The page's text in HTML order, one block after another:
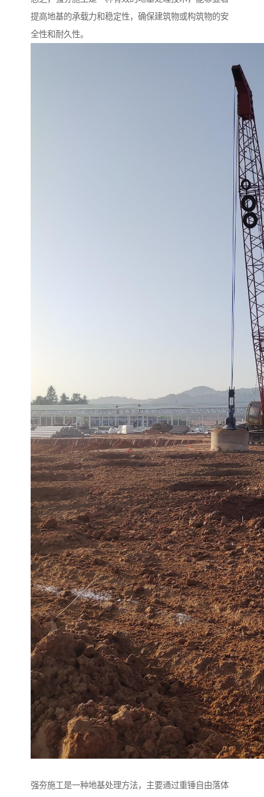
提高地基的承载力和稳定性，确保建筑物或构筑物的安
全性和耐久性。
强夯施工是一种地基处理方法，主要通过重锤自由落体